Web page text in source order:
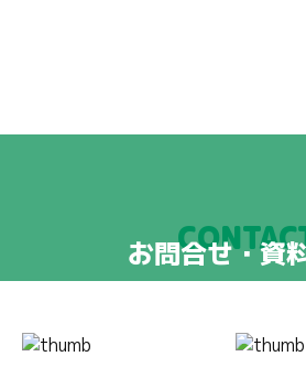
お問合せ・資